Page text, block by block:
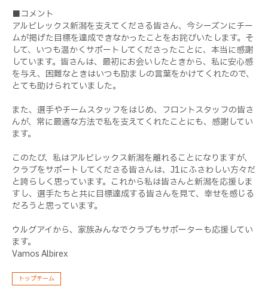
■コメント
アルビレックス新潟を支えてくださる皆さん、今シーズンにチー
ムが掲げた目標を達成できなかったことをお詫びいたします。そ
して、いつも温かくサポートしてくださったことに、本当に感謝
しています。皆さんは、最初にお会いしたときから、私に安心感
を与え、困難なときはいつも励ましの言葉をかけてくれたので、
とても助けられていました。
また、選手やチームスタッフをはじめ、フロントスタッフの皆さ
んが、常に最適な方法で私を支えてくれたことにも、感謝してい
ます。
このたび、私はアルビレックス新潟を離れることになりますが、
クラブをサポートしてくださる皆さんは、J1にふさわしい方々だ
と誇らしく思っています。これから私は皆さんと新潟を応援しま
すし、選手たちと共に目標達成する皆さんを見て、幸せを感じる
だろうと思っています。
ウルグアイから、家族みんなでクラブもサポーターも応援してい
ます。
Vamos Albirex
トップチーム